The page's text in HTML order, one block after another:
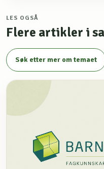
LES OGSÅ
Flere artikler i
Søk etter mer om temaet